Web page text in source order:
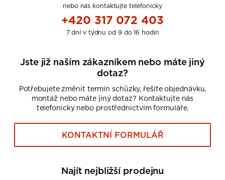
nebo nás kontaktujte telefonicky
+420 317 072 403
7 dní v týdnu od 9 do 16 hodin
Jste již naším zákazníkem nebo máte jiný
dotaz?
Potřebujete změnit termín schůzky, řešíte objednávku,
montáž nebo máte jiný dotaz? Kontaktujte nás
telefonicky nebo prostřednictvím formuláře.
KONTAKTNÍ FORMULÁŘ
Najít nejbližší prodejnu